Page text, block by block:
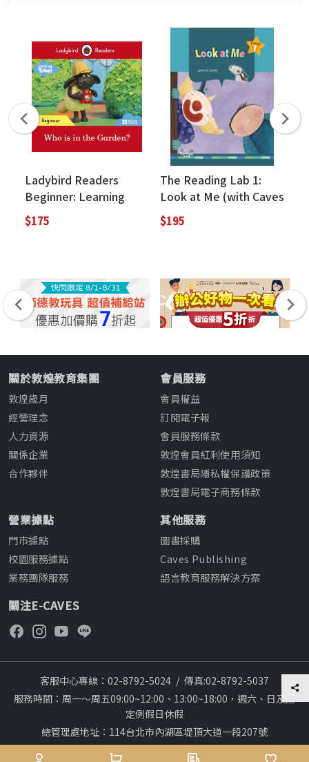
Ladybird Readers
Beginner: Learning
Time with Timmy:
Who's In the Garden?
$175
The Reading Lab 1:
Look at Me (with Caves
WebSource) (新版已上
市，此版售完為止)
$195
關於敦煌教育集團
敦煌歲月
經營理念
人力資源
關係企業
合作夥伴
會員服務
會員權益
訂閱電子報
會員服務條款
敦煌會員紅利使用須知
敦煌書局隱私權保護政策
敦煌書局電子商務條款
營業據點
門市據點
校園服務據點
業務團隊服務
其他服務
圖書採購
Caves Publishing
語言教育服務解決方案
關注E-CAVES
客服中心專線：02-8792-5024 / 傳真:02-8792-5037
服務時間：周一～周五09:00~12:00、13:00~18:00，週六、日及國
定例假日休假
總管理處地址：114台北市內湖區堤頂大道一段207號
本網站建議採用chrome瀏覽器,瀏覽更順暢